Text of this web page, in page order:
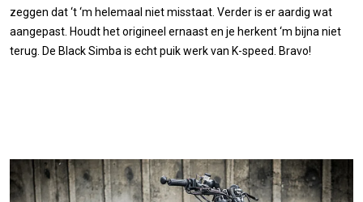
zeggen dat ‘t ‘m helemaal niet misstaat. Verder is er aardig wat
aangepast. Houdt het origineel ernaast en je herkent ‘m bijna niet
terug. De Black Simba is echt puik werk van K-speed. Bravo!